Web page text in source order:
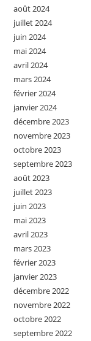
août 2024
juillet 2024
juin 2024
mai 2024
avril 2024
mars 2024
février 2024
janvier 2024
décembre 2023
novembre 2023
octobre 2023
septembre 2023
août 2023
juillet 2023
juin 2023
mai 2023
avril 2023
mars 2023
février 2023
janvier 2023
décembre 2022
novembre 2022
octobre 2022
septembre 2022